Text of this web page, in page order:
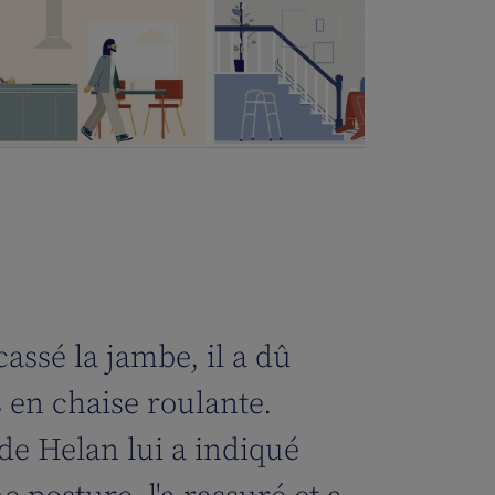
la jambe, il a dû
chaise roulante.
Helan lui a indiqué